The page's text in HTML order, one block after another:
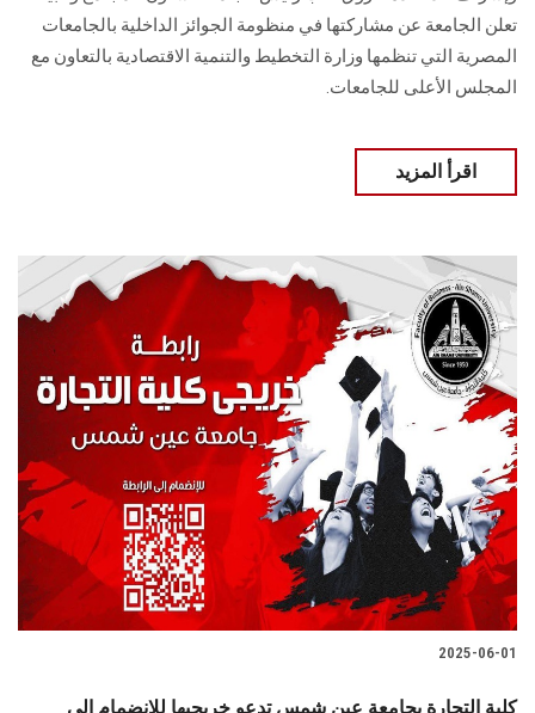
تعلن الجامعة عن مشاركتها في منظومة الجوائز الداخلية بالجامعات
المصرية التي تنظمها وزارة التخطيط والتنمية الاقتصادية بالتعاون مع
المجلس الأعلى للجامعات.
اقرأ المزيد
2025-06-01
كلية التجارة بجامعة عين شمس تدعو خريجيها للانضمام إلى